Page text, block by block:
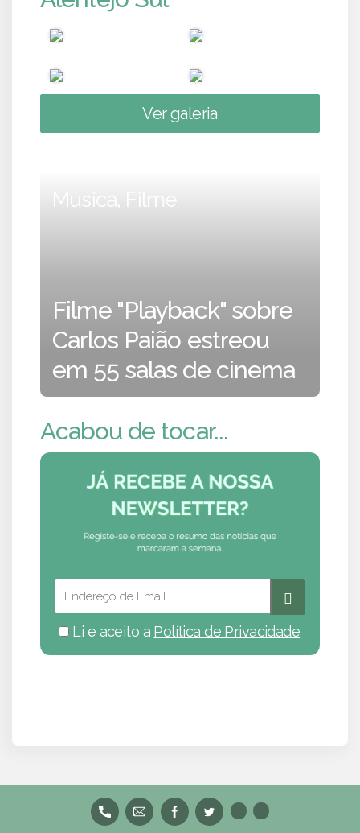
Ver galeria
Música, Filme
Filme "Playback" sobre
Carlos Paião estreou
em 55 salas de cinema
Acabou de tocar...
Li e aceito a Política de Privacidade